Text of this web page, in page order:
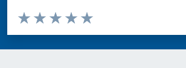
Valuta da 1 a 5 stelle la pagina
Valuta 5 stelle su 5
Valuta 4 stelle su 5
Valuta 3 stelle su 5
Valuta 2 stelle su 5
Valuta 1 stelle su 5